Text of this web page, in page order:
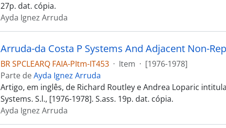
27p. dat. cópia.
Ayda Ignez Arruda
Arruda-da Costa P Systems And Adjacent Non-
BR SPCLEARQ FAIA-PItm-IT453 · Item · [1976-1978]
Parte deAyda Ignez Arruda
Artigo, em inglês, de Richard Routley e Andrea Loparic
Systems. S.l., [1976-1978]. S.ass. 19p. dat. cópia.
Ayda Ignez Arruda